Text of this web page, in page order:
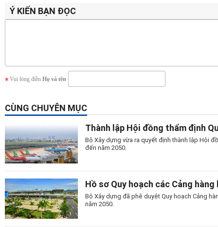
Ý KIẾN BẠN ĐỌC
Vui lòng điền Họ và tên
CÙNG CHUYÊN MỤC
Thành lập Hội đồng thẩm định
Bộ Xây dựng vừa ra quyết định thành lập Hội
đến năm 2050.
Hồ sơ Quy hoạch các Cảng
Bộ Xây dựng đã phê duyệt Quy hoạch Cảng
năm 2050.